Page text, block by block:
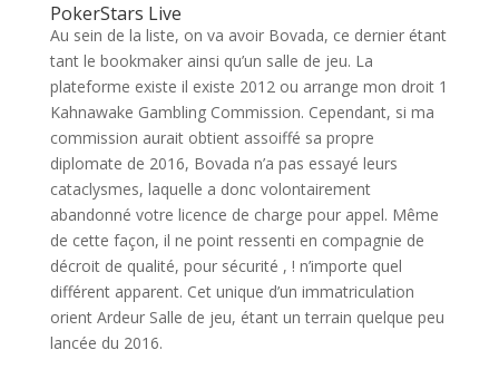
PokerStars Live
Au sein de la liste, on va avoir Bovada, ce dernier étant
tant le bookmaker ainsi qu’un salle de jeu. La
plateforme existe il existe 2012 ou arrange mon droit 1
Kahnawake Gambling Commission. Cependant, si ma
commission aurait obtient assoiffé sa propre
diplomate de 2016, Bovada n’a pas essayé leurs
cataclysmes, laquelle a donc volontairement
abandonné votre licence de charge pour appel. Même
de cette façon, il ne point ressenti en compagnie de
décroit de qualité, pour sécurité , ! n’importe quel
différent apparent. Cet unique d’un immatriculation
orient Ardeur Salle de jeu, étant un terrain quelque peu
lancée du 2016.